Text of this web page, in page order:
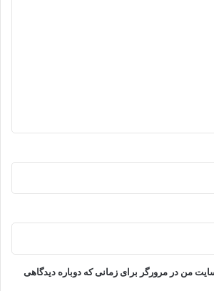
من در مرورگر برای زمانی که دوباره دیدگاهی